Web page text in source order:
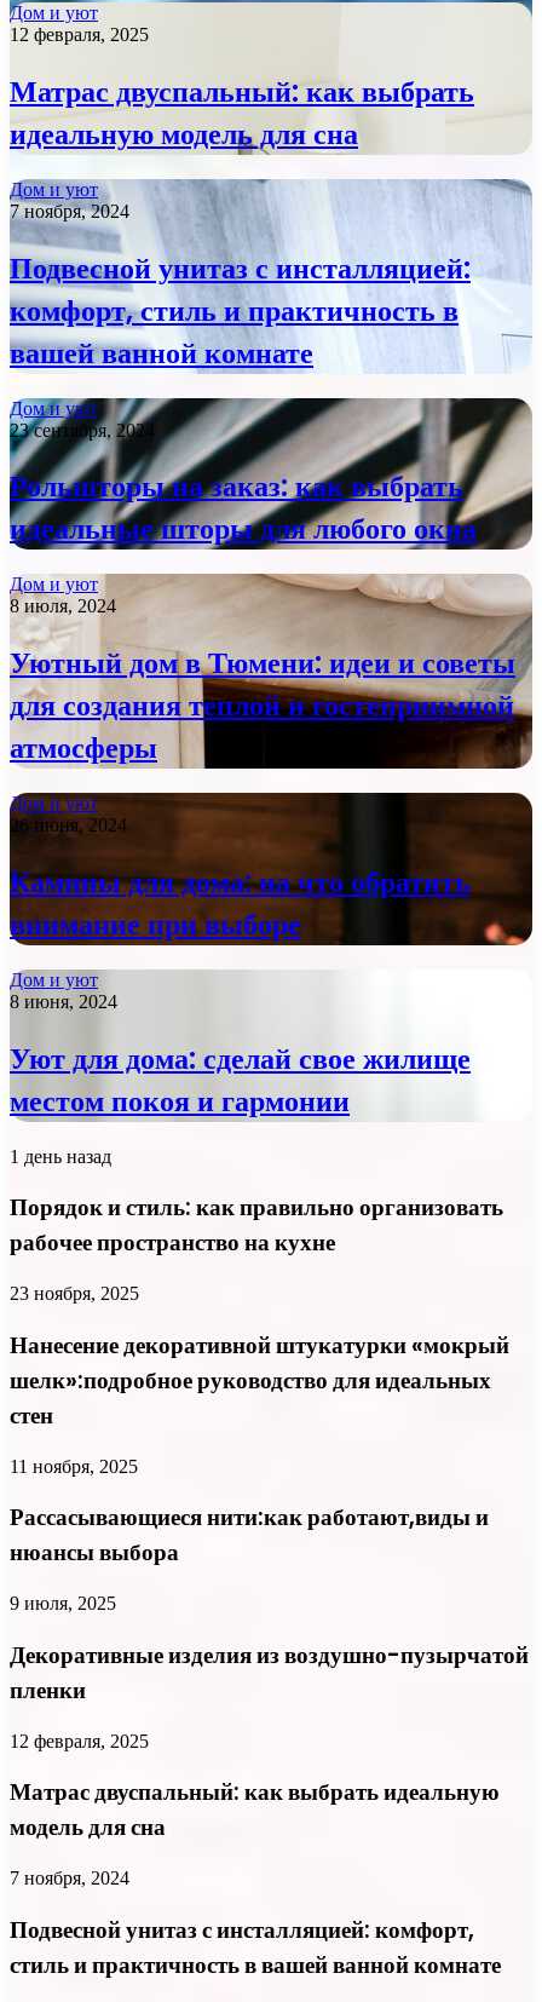
Дом и уют
12 февраля, 2025
Матрас двуспальный: как выбрать
идеальную модель для сна
Дом и уют
7 ноября, 2024
Подвесной унитаз с инсталляцией:
комфорт, стиль и практичность в
вашей ванной комнате
Дом и уют
23 сентября, 2024
Рольшторы на заказ: как выбрать
идеальные шторы для любого окна
Дом и уют
8 июля, 2024
Уютный дом в Тюмени: идеи и советы
для создания теплой и гостеприимной
атмосферы
Дом и уют
26 июня, 2024
Камины для дома: на что обратить
внимание при выборе
Дом и уют
8 июня, 2024
Уют для дома: сделай свое жилище
местом покоя и гармонии
1 день назад
Порядок и стиль: как правильно организовать
рабочее пространство на кухне
23 ноября, 2025
Нанесение декоративной штукатурки «мокрый
шелк»:подробное руководство для идеальных
стен
11 ноября, 2025
Рассасывающиеся нити:как работают,виды и
нюансы выбора
9 июля, 2025
Декоративные изделия из воздушно-пузырчатой
пленки
12 февраля, 2025
Матрас двуспальный: как выбрать идеальную
модель для сна
7 ноября, 2024
Подвесной унитаз с инсталляцией: комфорт,
стиль и практичность в вашей ванной комнате